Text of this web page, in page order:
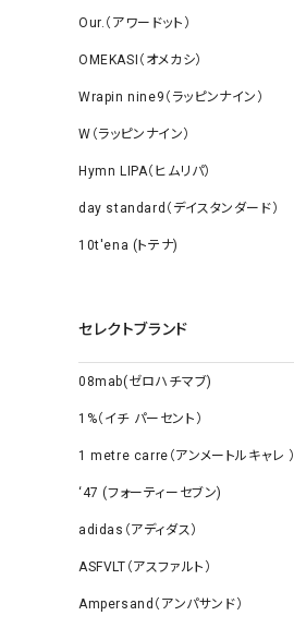
Our.（アワードット）
OMEKASI（オメカシ）
Wrapin nine9（ラッピンナイン）
W（ラッピンナイン）
Hymn LIPA（ヒムリパ）
day standard（デイスタンダード）
10t'ena (トテナ)
セレクトブランド
08mab(ゼロハチマブ)
1%（イチ パーセント）
1 metre carre（アンメートルキャレ ）
‘47 (フォーティーセブン)
adidas（アディダス）
ASFVLT（アスファルト）
Ampersand（アンパサンド）